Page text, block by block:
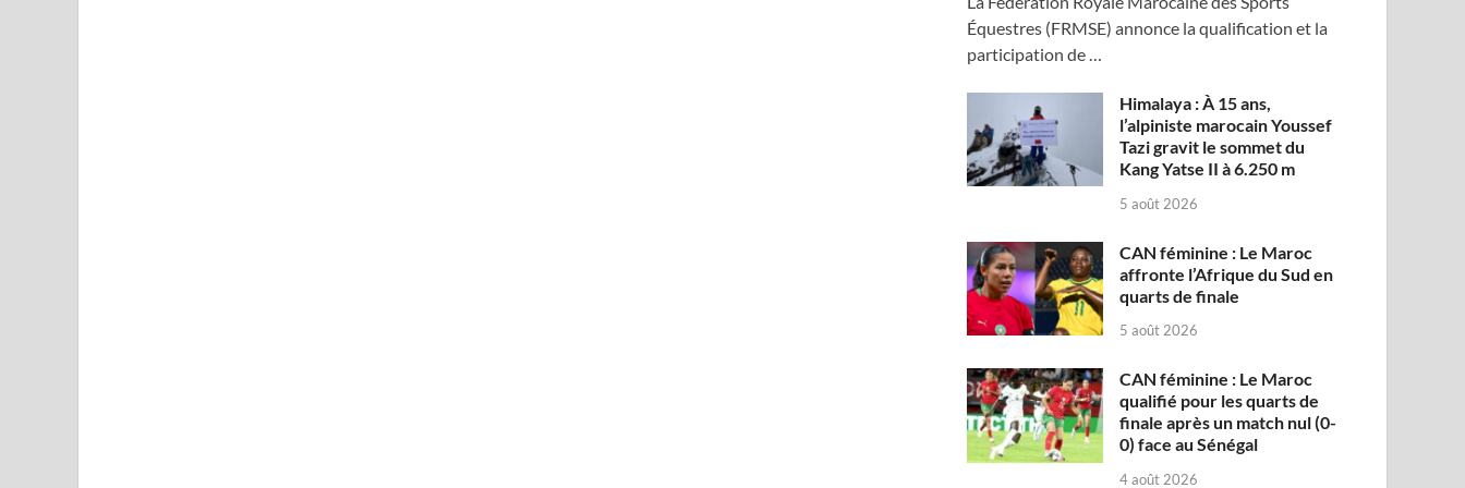
Équestres (FRMSE) annonce la qualification et la
participation de …
Himalaya : À 15 ans,
l’alpiniste marocain Youssef
Tazi gravit le sommet du
Kang Yatse II à 6.250 m
5 août 2026
CAN féminine : Le Maroc
affronte l’Afrique du Sud en
quarts de finale
5 août 2026
CAN féminine : Le Maroc
qualifié pour les quarts de
finale après un match nul (0-
0) face au Sénégal
4 août 2026